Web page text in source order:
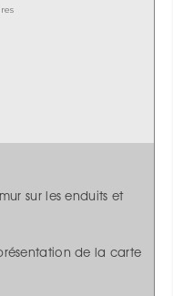
sur les enduits et
de la carte